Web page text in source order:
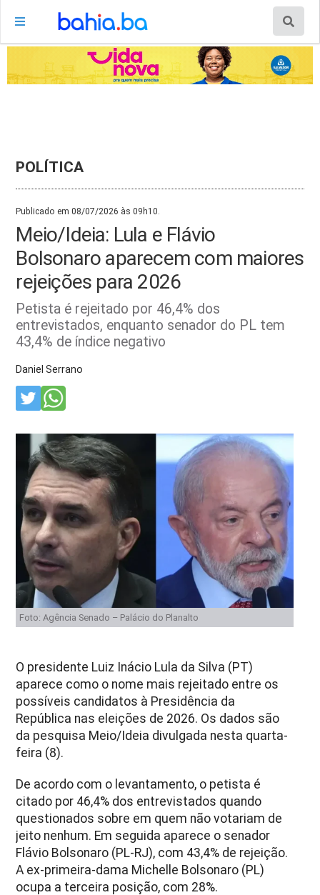
POLÍTICA
Publicado em 08/07/2026 às 09h10.
Meio/Ideia: Lula e Flávio
Bolsonaro aparecem com maiores
rejeições para 2026
Petista é rejeitado por 46,4% dos
entrevistados, enquanto senador do PL tem
43,4% de índice negativo
Daniel Serrano
Foto: Agência Senado – Palácio do Planalto
O presidente Luiz Inácio Lula da Silva (PT)
aparece como o nome mais rejeitado entre os
possíveis candidatos à Presidência da
República nas eleições de 2026. Os dados são
da pesquisa Meio/Ideia divulgada nesta quarta-
feira (8).
De acordo com o levantamento, o petista é
citado por 46,4% dos entrevistados quando
questionados sobre em quem não votariam de
jeito nenhum. Em seguida aparece o senador
Flávio Bolsonaro (PL-RJ), com 43,4% de rejeição.
A ex-primeira-dama Michelle Bolsonaro (PL)
ocupa a terceira posição, com 28%.